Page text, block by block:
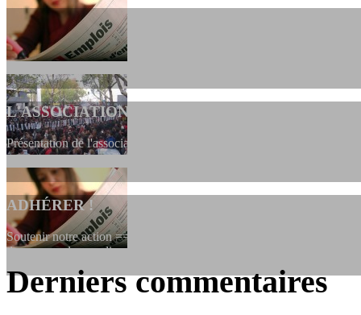
L'ASSOCIATION
Présentation de l'association et de sa charte qui encadre nos actions
ADHÉRER !
Soutenir notre action ==> Si vous souhaitez adhérer à
dessous, en le remplissant et en...
Derniers commentaires